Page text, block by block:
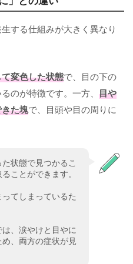
する仕組みが大きく異なり
変色した状態で、目の下の
のが特徴です。一方、 目や
た塊で、目頭や目の周りに
状態で見つかるこ
ことができます。
てしまっているた
、涙やけと目やに
、両方の症状が見